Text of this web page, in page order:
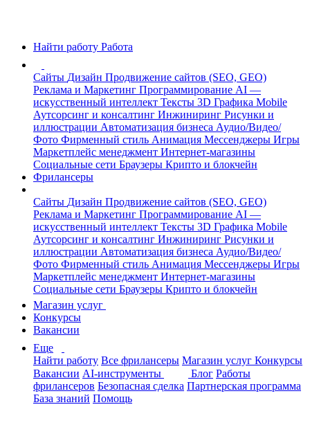
Найти работу Работа
Сайты Дизайн Продвижение сайтов (SEO, GEO)
Реклама и Маркетинг Программирование AI —
искусственный интеллект Тексты 3D Графика Mobile
Аутсорсинг и консалтинг Инжиниринг Рисунки и
иллюстрации Автоматизация бизнеса Аудио/Видео/
Фото Фирменный стиль Анимация Мессенджеры Игры
Маркетплейс менеджмент Интернет-магазины
Социальные сети Браузеры Крипто и блокчейн
Фрилансеры
Сайты Дизайн Продвижение сайтов (SEO, GEO)
Реклама и Маркетинг Программирование AI —
искусственный интеллект Тексты 3D Графика Mobile
Аутсорсинг и консалтинг Инжиниринг Рисунки и
иллюстрации Автоматизация бизнеса Аудио/Видео/
Фото Фирменный стиль Анимация Мессенджеры Игры
Маркетплейс менеджмент Интернет-магазины
Социальные сети Браузеры Крипто и блокчейн
Магазин услуг
Конкурсы
Вакансии
Еще
Найти работу Все фрилансеры Магазин услуг Конкурсы
Вакансии AI-инструменты Блог Работы
фрилансеров Безопасная сделка Партнерская программа
База знаний Помощь